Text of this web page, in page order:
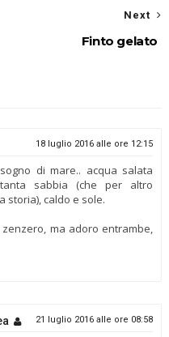
Next
Finto gelato
18 luglio 2016 alle ore 12:15
di mare.. acqua salata
sabbia (che per altro
storia), caldo e sole.
ma adoro entrambe,
21 luglio 2016 alle ore 08:58